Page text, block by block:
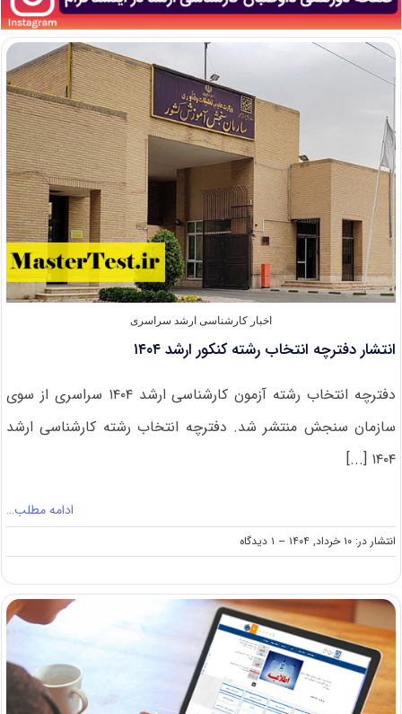
اخبار کارشناسی ارشد سراسری
انتشار دفترچه انتخاب رشته کنکور ارشد ۱۴۰۴
دفترچه انتخاب رشته آزمون کارشناسی ارشد ۱۴۰۴ سراسری از سوی
سازمان سنجش منتشر شد. دفترچه انتخاب رشته کارشناسی ارشد
۱۴۰۴ [...]
ادامه مطلب…
انتشار در: ۱۰ خرداد, ۱۴۰۴ -- ۱ دیدگاه
on
انتشار
انتخاب
رشته
کنکور
ارشد
۱۴۰۴